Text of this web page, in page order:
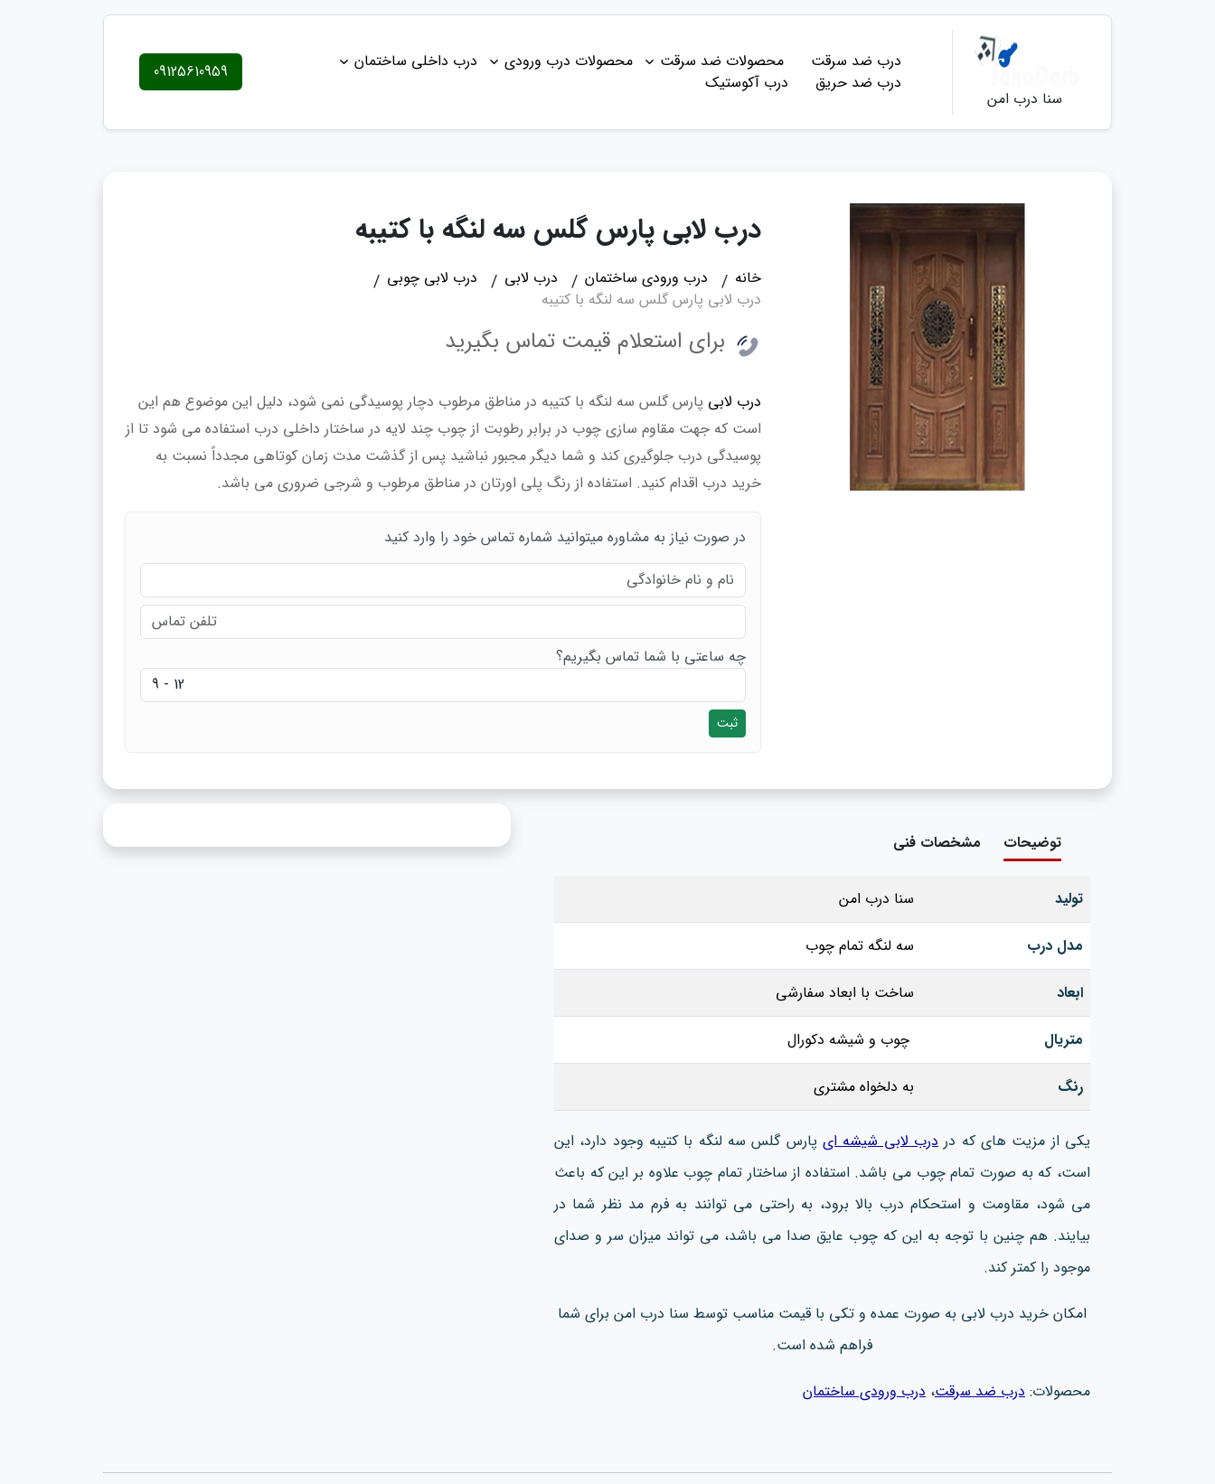
سنا درب امن
درب ضد سرقت محصولات ضد سرقت محصولات درب ورودی
درب داخلی ساختمان
درب ضد حریق
درب آکوستیک 09125610959
درب لابی پارس گلس سه لنگه با کتیبه
خانه درب ورودی ساختمان درب لابی
درب لابی چوبی
درب لابی پارس گلس سه لنگه با کتیبه
برای استعلام قیمت تماس بگیرید
درب لابی پارس گلس سه لنگه با کتیبه در مناطق مرطوب دچار پوسیدگی نمی شود، دلیل این موضوع هم این
است که جهت مقاوم سازی چوب در برابر رطوبت از چوب چند لایه در ساختار داخلی درب استفاده می شود تا از
پوسیدگی درب جلوگیری کند و شما دیگر مجبور نباشید پس از گذشت مدت زمان کوتاهی مجدداً نسبت به
خرید درب اقدام کنید. استفاده از رنگ پلی اورتان در مناطق مرطوب و شرجی ضروری می باشد.
در صورت نیاز به مشاوره میتوانید شماره تماس خود را وارد کنید
چه ساعتی با شما تماس بگیریم؟
ثبت
توضیحات مشخصات فنی
تولید سنا درب امن
مدل درب سه لنگه تمام چوب
ابعاد ساخت با ابعاد سفارشی
متریال چوب و شیشه دکورال
رنگ به دلخواه مشتری
یکی از مزیت‌ های که در درب لابی شیشه ای پارس گلس سه لنگه با کتیبه وجود دارد، این
است، که به صورت تمام چوب می باشد. استفاده از ساختار تمام چوب علاوه بر این که باعث
می شود، مقاومت و استحکام درب بالا برود، به راحتی می توانند به فرم مد نظر شما در
بیایند. هم چنین با توجه به این که چوب عایق صدا می باشد، می تواند میزان سر و صدای
موجود را کمتر کند.
امکان خرید درب لابی به صورت عمده و تکی با قیمت مناسب توسط سنا درب امن برای شما
فراهم شده است.
محصولات: درب ضد سرقت، درب ورودی ساختمان